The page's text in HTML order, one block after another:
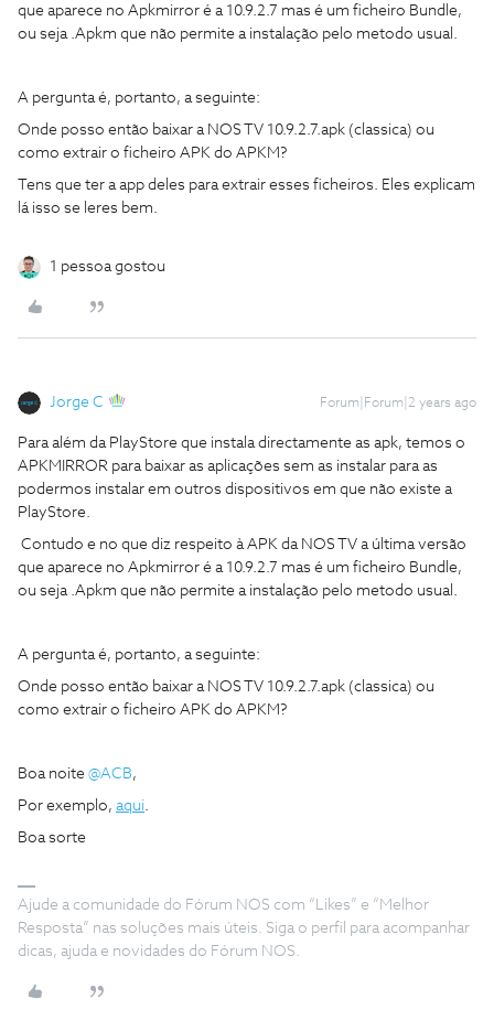
que aparece no Apkmirror é a 10.9.2.7 mas é um ficheiro Bundle,
ou seja .Apkm que não permite a instalação pelo metodo usual.
A pergunta é, portanto, a seguinte:
Onde posso então baixar a NOS TV 10.9.2.7.apk (classica) ou
como extrair o ficheiro APK do APKM?
Tens que ter a app deles para extrair esses ficheiros. Eles explicam
lá isso se leres bem.
1 pessoa gostou
Jorge C Forum|Forum|2 years ago
Para além da PlayStore que instala directamente as apk, temos o
APKMIRROR para baixar as aplicações sem as instalar para as
podermos instalar em outros dispositivos em que não existe a
PlayStore.
Contudo e no que diz respeito à APK da NOS TV a última versão
que aparece no Apkmirror é a 10.9.2.7 mas é um ficheiro Bundle,
ou seja .Apkm que não permite a instalação pelo metodo usual.
A pergunta é, portanto, a seguinte:
Onde posso então baixar a NOS TV 10.9.2.7.apk (classica) ou
como extrair o ficheiro APK do APKM?
Boa noite @ACB,
Por exemplo, aqui.
Boa sorte
Ajude a comunidade do Fórum NOS com “Likes” e “Melhor
Resposta” nas soluções mais úteis. Siga o perfil para acompanhar
dicas, ajuda e novidades do Fórum NOS.